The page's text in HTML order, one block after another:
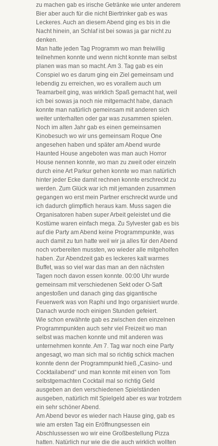
zu machen gab es irische Getränke wie unter anderem
Bier aber auch für die nicht Biertrinker gab es was
Leckeres. Auch an diesem Abend ging es bis in die
Nacht hinein, an Schlaf ist bei sowas ja gar nicht zu
denken.
Man hatte jeden Tag Programm wo man freiwillig
teilnehmen konnte und wenn nicht konnte man selbst
planen was man so macht. Am 3. Tag gab es ein
Conspiel wo es darum ging ein Ziel gemeinsam und
lebendig zu erreichen, wo es vorallem auch um
Teamarbeit ging, was wirklich Spaß gemacht hat, weil
ich bei sowas ja noch nie mitgemacht habe, danach
konnte man natürlich gemeinsam mit anderen sich
weiter unterhalten oder gar was zusammen spielen.
Noch im alten Jahr gab es einen gemeinsamen
Kinobesuch wo wir uns gemeinsam Roque One
angesehen haben und später am Abend wurde
Haunted House angeboten was man auch Horror
House nennen konnte, wo man zu zweit oder einzeln
durch eine Art Parkur gehen konnte wo man natürlich
hinter jeder Ecke damit rechnen konnte erschreckt zu
werden. Zum Glück war ich mit jemanden zusammen
gegangen wo erst mein Partner erschreckt wurde und
ich dadurch glimpflich heraus kam. Muss sagen die
Organisatoren haben super Arbeit geleistet und die
Kostüme waren einfach mega. Zu Sylvester gab es bis
auf die Party am Abend keine Programmpunkte, was
auch damit zu tun hatte weil wir ja alles für den Abend
noch vorbereiten mussten, wo wieder alle mitgeholfen
haben. Zur Abendzeit gab es leckeres kalt warmes
Buffet, was so viel war das man an den nächsten
Tagen noch davon essen konnte. 00:00 Uhr wurde
gemeinsam mit verschiedenen Sekt oder O-Saft
angestoßen und danach ging das gigantische
Feuerwerk was von Raphi und Ingo organisiert wurde.
Danach wurde noch einigen Stunden gefeiert.
Wie schon erwähnte gab es zwischen den einzelnen
Programmpunkten auch sehr viel Freizeit wo man
selbst was machen konnte und mit anderen was
unternehmen konnte. Am 7. Tag war noch eine Party
angesagt, wo man sich mal so richtig schick machen
konnte denn der Programmpunkt hieß „Casino- und
Cocktailabend“ und man konnte mit einen von Tom
selbstgemachten Cocktail mal so richtig Geld
ausgeben an den verschiedenen Spielständen
ausgeben, natürlich mit Spielgeld aber es war trotzdem
ein sehr schöner Abend.
Am Abend bevor es wieder nach Hause ging, gab es
wie am ersten Tag ein Eröffnungsessen ein
Abschlussessen wo wir eine Großbestellung Pizza
hatten. Natürlich nur wie die die auch wirklich wollten